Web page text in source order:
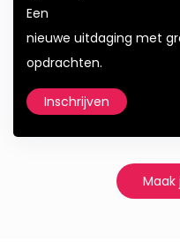
Een
nieuwe uitdaging met
opdrachten.
Inschrijven